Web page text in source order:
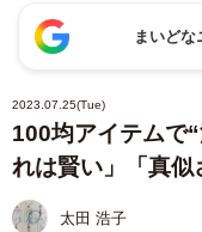
まいど
2023.07.25(Tue)
100均アイテムで
れは賢い」「真似
太田 浩子